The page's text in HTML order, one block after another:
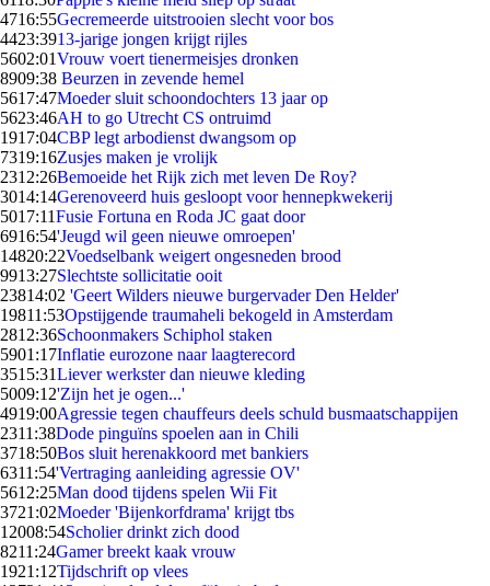
4716:55Gecremeerde uitstrooien slecht voor bos
4423:3913-jarige jongen krijgt rijles
5602:01Vrouw voert tienermeisjes dronken
8909:38 Beurzen in zevende hemel
5617:47Moeder sluit schoondochters 13 jaar op
5623:46AH to go Utrecht CS ontruimd
1917:04CBP legt arbodienst dwangsom op
7319:16Zusjes maken je vrolijk
2312:26Bemoeide het Rijk zich met leven De Roy?
3014:14Gerenoveerd huis gesloopt voor hennepkwekerij
5017:11Fusie Fortuna en Roda JC gaat door
6916:54'Jeugd wil geen nieuwe omroepen'
14820:22Voedselbank weigert ongesneden brood
9913:27Slechtste sollicitatie ooit
23814:02 'Geert Wilders nieuwe burgervader Den Helder'
19811:53Opstijgende traumaheli bekogeld in Amsterdam
2812:36Schoonmakers Schiphol staken
5901:17Inflatie eurozone naar laagterecord
3515:31Liever werkster dan nieuwe kleding
5009:12'Zijn het je ogen...'
4919:00Agressie tegen chauffeurs deels schuld busmaatschappijen
2311:38Dode pinguïns spoelen aan in Chili
3718:50Bos sluit herenakkoord met bankiers
6311:54'Vertraging aanleiding agressie OV'
5612:25Man dood tijdens spelen Wii Fit
3721:02Moeder 'Bijenkorfdrama' krijgt tbs
12008:54Scholier drinkt zich dood
8211:24Gamer breekt kaak vrouw
1921:12Tijdschrift op vlees